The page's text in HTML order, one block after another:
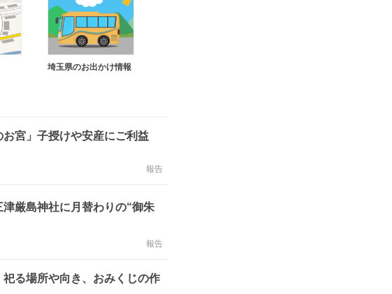
埼玉県のお出かけ情報
宮」子授けや安産にご利益
報告
厳島神社に月替わりの“御朱
報告
祀る場所や向き、おみくじの作